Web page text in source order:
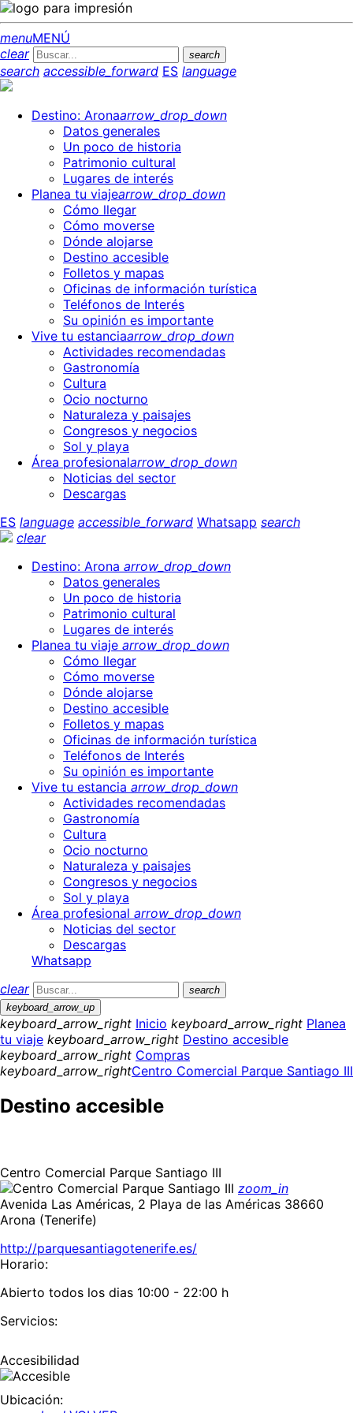
menuMENÚ
clear
search
search accessible_forward ES language
Destino: Aronaarrow_drop_down
Datos generales
Un poco de historia
Patrimonio cultural
Lugares de interés
Planea tu viajearrow_drop_down
Cómo llegar
Cómo moverse
Dónde alojarse
Destino accesible
Folletos y mapas
Oficinas de información turística
Teléfonos de Interés
Su opinión es importante
Vive tu estanciaarrow_drop_down
Actividades recomendadas
Gastronomía
Cultura
Ocio nocturno
Naturaleza y paisajes
Congresos y negocios
Sol y playa
Área profesionalarrow_drop_down
Noticias del sector
Descargas
ES language accessible_forward Whatsapp search
clear
Destino: Arona arrow_drop_down
Datos generales
Un poco de historia
Patrimonio cultural
Lugares de interés
Planea tu viaje arrow_drop_down
Cómo llegar
Cómo moverse
Dónde alojarse
Destino accesible
Folletos y mapas
Oficinas de información turística
Teléfonos de Interés
Su opinión es importante
Vive tu estancia arrow_drop_down
Actividades recomendadas
Gastronomía
Cultura
Ocio nocturno
Naturaleza y paisajes
Congresos y negocios
Sol y playa
Área profesional arrow_drop_down
Noticias del sector
Descargas
Whatsapp
clear
search
keyboard_arrow_up
keyboard_arrow_right Inicio keyboard_arrow_right Planea
tu viaje keyboard_arrow_right Destino accesible
keyboard_arrow_right Compras
keyboard_arrow_rightCentro Comercial Parque Santiago III
Destino accesible
Centro Comercial Parque Santiago III
zoom_in
Avenida Las Américas, 2 Playa de las Américas 38660
Arona (Tenerife)
http://parquesantiagotenerife.es/
Horario:
Abierto todos los dias 10:00 - 22:00 h
Servicios:
Accesibilidad
Ubicación: